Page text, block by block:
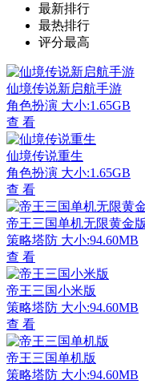
最新排行
最热排行
评分最高
仙境传说新启航手游
角色扮演 大小:1.65GB
查 看
仙境传说重生
角色扮演 大小:1.65GB
查 看
帝王三国单机无限黄金版
策略塔防 大小:94.60MB
查 看
帝王三国小米版
策略塔防 大小:94.60MB
查 看
帝王三国单机版
策略塔防 大小:94.60MB